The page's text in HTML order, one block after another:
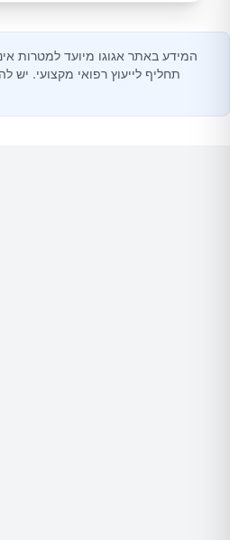
המידע באתר אגוגו מיועד למטרות
תחליף לייעוץ רפואי מקצועי. יש